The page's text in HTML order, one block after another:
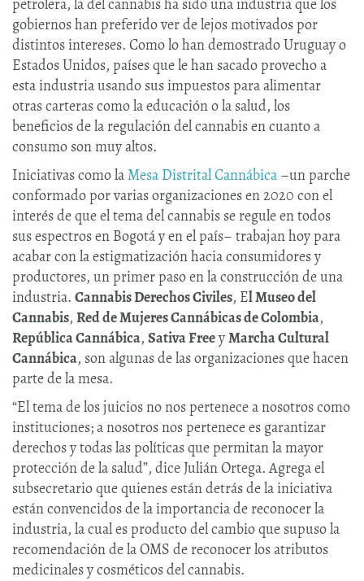
petrolera, la del cannabis ha sido una industria que los
gobiernos han preferido ver de lejos motivados por
distintos intereses. Como lo han demostrado Uruguay o
Estados Unidos, países que le han sacado provecho a
esta industria usando sus impuestos para alimentar
otras carteras como la educación o la salud, los
beneficios de la regulación del cannabis en cuanto a
consumo son muy altos.
Iniciativas como la Mesa Distrital Cannábica –un parche
conformado por varias organizaciones en 2020 con el
interés de que el tema del cannabis se regule en todos
sus espectros en Bogotá y en el país– trabajan hoy para
acabar con la estigmatización hacia consumidores y
productores, un primer paso en la construcción de una
industria. Cannabis Derechos Civiles, El Museo del
Cannabis, Red de Mujeres Cannábicas de Colombia,
República Cannábica, Sativa FreeyMarcha Cultural
Cannábica, son algunas de las organizaciones que hacen
parte de la mesa.
“El tema de los juicios no nos pertenece a nosotros como
instituciones; a nosotros nos pertenece es garantizar
derechos y todas las políticas que permitan la mayor
protección de la salud”, dice Julián Ortega. Agrega el
subsecretario que quienes están detrás de la iniciativa
están convencidos de la importancia de reconocer la
industria, la cual es producto del cambio que supuso la
recomendación de la OMS de reconocer los atributos
medicinales y cosméticos del cannabis.